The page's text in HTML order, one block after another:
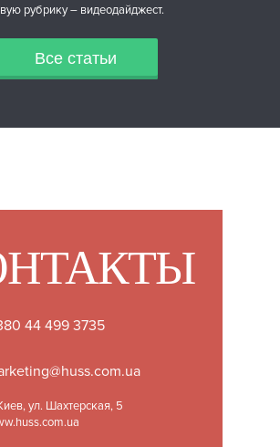
рубрику – видеодайджест.
Все статьи
44 499 3735
ул. Шахтерская, 5